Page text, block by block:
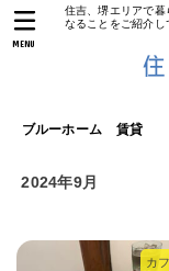
住吉、堺エリアで
なることをご紹介し
ブルーホーム 賃貸
MENU
2024年9月
カ